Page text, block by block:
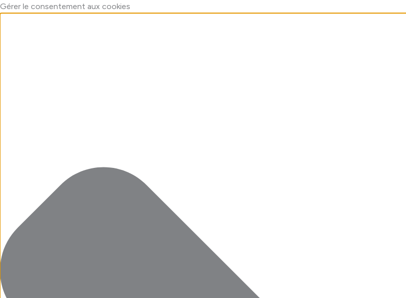
Gérer le consentement aux cookies
Fonctionnel
Préférences
Statistiques
Marketing
Aller